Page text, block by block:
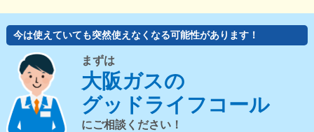
今は使えていても突然使えなくなる可能性があります！
まずは
大阪ガスの
グッドライフコール
にご相談ください！